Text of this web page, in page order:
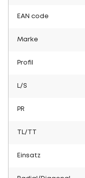
EAN code
Marke
Profil
L/S
PR
TL/TT
Einsatz